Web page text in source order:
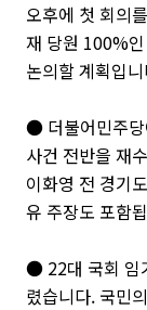
오후에 첫 회의
재 당원 100%
논의할 계획입
● 더불어민주당
사건 전반을 재
이화영 전 경기
유 주장도 포함
● 22대 국회 임
렸습니다. 국민